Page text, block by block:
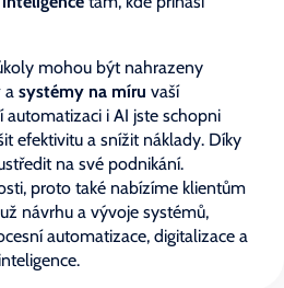
mohou být nahrazeny
a systémy na míru vaší
automatizaci i AI jste schopni
efektivitu a snížit náklady. Díky
na své podnikání.
proto také nabízíme klientům
návrhu a vývoje systémů,
automatizace, digitalizace a